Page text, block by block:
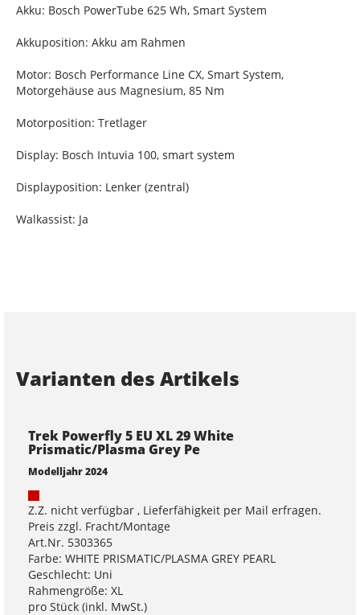
Akku: Bosch PowerTube 625 Wh, Smart System
Akkuposition: Akku am Rahmen
Motor: Bosch Performance Line CX, Smart System,
Motorgehäuse aus Magnesium, 85 Nm
Motorposition: Tretlager
Display: Bosch Intuvia 100, smart system
Displayposition: Lenker (zentral)
Walkassist: Ja
Varianten des Artikels
Trek Powerfly 5 EU XL 29 White
Prismatic/Plasma Grey Pe
Modelljahr 2024
Z.Z. nicht verfügbar , Lieferfähigkeit per Mail erfragen.
Preis zzgl. Fracht/Montage
Art.Nr. 5303365
Farbe: WHITE PRISMATIC/PLASMA GREY PEARL
Geschlecht: Uni
Rahmengröße: XL
pro Stück (inkl. MwSt.)